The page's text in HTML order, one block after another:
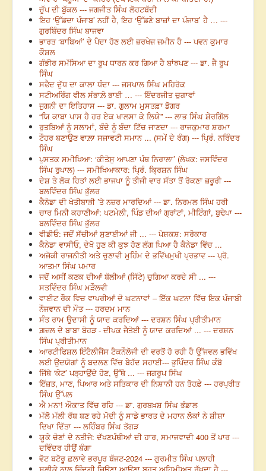
ਚੁੱਪ ਦੀ ਬੁੱਕਲ --- ਜਗਜੀਤ ਸਿੰਘ ਲੋਹਟਬੱਦੀ
ਇਹ ‘ਉੱਡਦਾ ਪੰਜਾਬ’ ਨਹੀਂ ਹੈ, ਇਹ ‘ਉੱਡਣੇ ਬਾਜ਼ਾਂ ਦਾ ਪੰਜਾਬ’ ਹੈ … ---
ਗੁਰਬਿੰਦਰ ਸਿੰਘ ਬਾਜਵਾ
ਭਾਰਤ ‘ਬਾਬਿਆਂ’ ਦੇ ਪੈਦਾ ਹੋਣ ਲਈ ਜ਼ਰਖੇਜ਼ ਜ਼ਮੀਨ ਹੈ --- ਪਵਨ ਕੁਮਾਰ
ਕੌਸ਼ਲ
ਗੰਭੀਰ ਸਮੱਸਿਆ ਦਾ ਰੂਪ ਧਾਰਨ ਕਰ ਗਿਆ ਹੈ ਬਾਂਝਪਣ --- ਡਾ. ਜੈ ਰੂਪ
ਸਿੰਘ
ਸਫੈਦ ਦੁੱਧ ਦਾ ਕਾਲਾ ਧੰਦਾ --- ਜਸਪਾਲ ਸਿੰਘ ਮਹਿਰੋਕ
ਸਟੀਅਰਿੰਗ ਵੀਲ ਸੰਭਾਲ਼ੋ ਭਾਈ … --- ਇੰਦਰਜੀਤ ਚੁਗਾਵਾਂ
ਜੁਗਨੀ ਦਾ ਇਤਿਹਾਸ --- ਡਾ. ਗੁਲਾਮ ਮੁਸਤਫ਼ਾ ਡੋਗਰ
“ਯਿ ਕਾਬਾ ਪਾਸ ਹੈ ਹਰ ਏਕ ਖਾਲਸਾ ਕੇ ਲਿਯੇ” --- ਲਾਭ ਸਿੰਘ ਸ਼ੇਰਗਿੱਲ
ਰੁਤਬਿਆਂ ਨੂੰ ਸਲਾਮਾਂ, ਬੰਦੇ ਨੂੰ ਬੰਦਾ ਟਿੱਚ ਜਾਣਦਾ --- ਰਾਜਕੁਮਾਰ ਸ਼ਰਮਾ
ਟੌਹਰ ਬਣਾਉਣ ਵਾਲ਼ਾ ਸਜਾਵਟੀ ਸਮਾਨ ... (ਸਮੇਂ ਦੇ ਰੰਗ) --- ਪ੍ਰਿੰ. ਨਰਿੰਦਰ
ਸਿੰਘ
ਪੁਸਤਕ ਸਮੀਖਿਆ: ‘ਕੀਤੋਸੁ ਆਪਣਾ ਪੰਥ ਨਿਰਾਲਾ’ (ਲੇਖਕ: ਜਸਵਿੰਦਰ
ਸਿੰਘ ਰੁਪਾਲ) --- ਸਮੀਖਿਆਕਾਰ: ਪ੍ਰਿੰ. ਕ੍ਰਿਸ਼ਨ ਸਿੰਘ
ਦੇਸ਼ ਤੇ ਲੋਕ ਹਿਤਾਂ ਲਈ ਭਾਜਪਾ ਨੂੰ ਤੀਜੀ ਵਾਰ ਸੱਤਾ ਤੋਂ ਰੋਕਣਾ ਜ਼ਰੂਰੀ ---
ਬਲਵਿੰਦਰ ਸਿੰਘ ਭੁੱਲਰ
ਕੈਨੇਡਾ ਦੀ ਖੇਤੀਬਾੜੀ ’ਤੇ ਨਜ਼ਰ ਮਾਰਦਿਆਂ --- ਡਾ. ਨਿਰਮਲ ਸਿੰਘ ਹਰੀ
ਚਾਰ ਮਿਨੀ ਕਹਾਣੀਆਂ: ਪਟਮੇਲੀ, ਪਿੰਡ ਦੀਆਂ ਗ੍ਰਾਂਟਾਂ, ਮੀਟਿੰਗਾਂ, ਬੁਢੇਪਾ ---
ਬਲਵਿੰਦਰ ਸਿੰਘ ਭੁੱਲਰ
ਵੀਡੀਓ: ਜਦੋਂ ਸੱਚੀਆਂ ਸੁਣਾਈਆਂ ਜੀ ... --- ਪੇਸ਼ਕਸ਼: ਸਰੋਕਾਰ
ਕੈਨੇਡਾ ਵਾਸੀਓ, ਦੇਖੋ ਹੁਣ ਕੀ ਕੁਝ ਹੋਣ ਲੱਗ ਪਿਆ ਹੈ ਕੈਨੇਡਾ ਵਿੱਚ ...
ਅਜੋਕੀ ਰਾਜਨੀਤੀ ਅਤੇ ਚੁਣਾਵੀ ਮੁਹਿੰਮ ਦੇ ਭਵਿੱਖਮੁਖੀ ਪ੍ਰਭਾਵ --- ਪ੍ਰੋ.
ਆਤਮਾ ਸਿੰਘ ਪਮਾਰ
ਜਦੋਂ ਅਸੀਂ ਕਣਕ ਦੀਆਂ ਬੱਲੀਆਂ (ਸਿੱਟੇ) ਚੁਗਿਆ ਕਰਦੇ ਸੀ ... ---
ਸਤਵਿੰਦਰ ਸਿੰਘ ਮੜੌਲਵੀ
ਵਾਈਟ ਰੌਕ ਵਿਚ ਵਾਪਰੀਆਂ ਦੋ ਘਟਨਾਵਾਂ – ਇੱਕ ਘਟਨਾ ਵਿੱਚ ਇਕ ਪੰਜਾਬੀ
ਨੌਜਵਾਨ ਦੀ ਮੌਤ --- ਹਰਦਮ ਮਾਨ
ਸੰਤ ਰਾਮ ਉਦਾਸੀ ਨੂੰ ਯਾਦ ਕਰਦਿਆਂ --- ਦਰਸ਼ਨ ਸਿੰਘ ਪ੍ਰੀਤੀਮਾਨ
ਗ਼ਜ਼ਲ ਦੇ ਬਾਬਾ ਬੋਹੜ - ਦੀਪਕ ਜੈਤੋਈ ਨੂੰ ਯਾਦ ਕਰਦਿਆਂ ... --- ਦਰਸ਼ਨ
ਸਿੰਘ ਪ੍ਰੀਤੀਮਾਨ
ਆਰਟੀਫਿਸ਼ਲ ਇੰਟੈਲੀਜੈਂਸ ਟੈਕਨੌਲੋਜੀ ਦੀ ਵਰਤੋਂ ਹੋ ਰਹੀ ਹੈ ਉੱਜਵਲ ਭਵਿੱਖ
ਲਈ ਉਦਯੋਗਾਂ ਨੂੰ ਬਦਲਣ ਵਿੱਚ ਬੇਹੱਦ ਸਹਾਈ--- ਭੁਪਿੰਦਰ ਸਿੰਘ ਕੰਬੋ
ਜਿੱਥੇ ‘ਕੋਟ’ ਪੜ੍ਹਾਉਂਦੇ ਹੋਣ, ਉੱਥੇ ... --- ਜਗਰੂਪ ਸਿੰਘ
ਇੱਜ਼ਤ, ਮਾਣ, ਪਿਆਰ ਅਤੇ ਸਤਿਕਾਰ ਦੀ ਨਿਸ਼ਾਨੀ ਹਨ ਤੋਹਫ਼ੇ --- ਹਰਪ੍ਰੀਤ
ਸਿੰਘ ਉੱਪਲ
ਐ ਮਨਾ! ਔਕਾਤ ਵਿੱਚ ਰਹਿ --- ਡਾ. ਗੁਰਬਖ਼ਸ਼ ਸਿੰਘ ਭੰਡਾਲ
ਮੱਲੋ ਮੱਲੀ ਰੱਬ ਬਣ ਰਹੇ ਮੋਦੀ ਨੂੰ ਸਾਡੇ ਭਾਰਤ ਦੇ ਮਹਾਨ ਲੋਕਾਂ ਨੇ ਸ਼ੀਸ਼ਾ
ਦਿਖਾ ਦਿੱਤਾ --- ਲਹਿੰਬਰ ਸਿੰਘ ਤੱਗੜ
ਯੂਕੇ ਚੋਣਾਂ ਦੇ ਨਤੀਜੇ: ਦੱਖਣਪੰਥੀਆਂ ਦੀ ਹਾਰ, ਸਮਾਜਵਾਦੀ 400 ਤੋਂ ਪਾਰ ---
ਦਵਿੰਦਰ ਹੀਉਂ ਬੰਗਾ
ਵੋਟ ਬਟੋਰੂ ਛਲਾਵੇ ਭਰਪੂਰ ਬੱਜਟ-2024 --- ਗੁਰਮੀਤ ਸਿੰਘ ਪਲਾਹੀ